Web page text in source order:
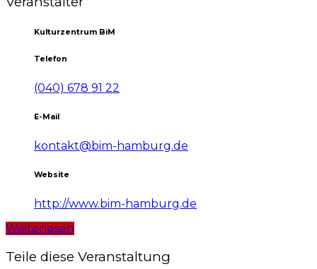
Kulturzentrum BiM
Telefon
(040) 678 91 22
E-Mail
kontakt@bim-hamburg.de
Website
http://www.bim-hamburg.de
Weiterlesen
Teile diese Veranstaltung